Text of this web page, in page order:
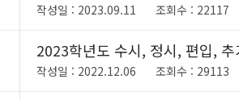
작성일 : 2023.09.11 22117
2023학년도 수시, 정시, 편입,
작성일 : 2022.12.06 29113